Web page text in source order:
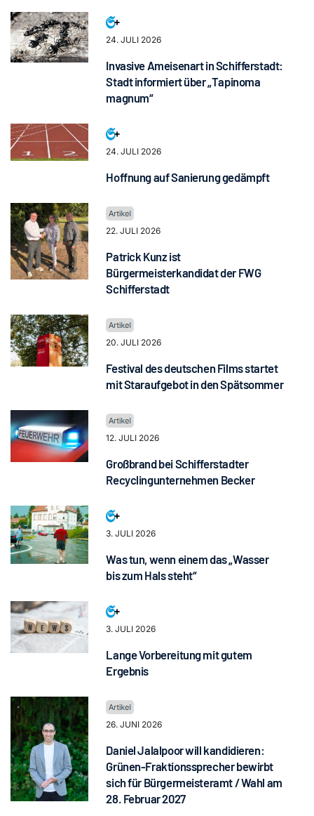
24. JULI 2026
Invasive Ameisenart in Schifferstadt:
Stadt informiert über „Tapinoma
magnum“
24. JULI 2026
Hoffnung auf Sanierung gedämpft
22. JULI 2026
Patrick Kunz ist
Bürgermeisterkandidat der FWG
Schifferstadt
20. JULI 2026
Festival des deutschen Films startet
mit Staraufgebot in den Spätsommer
12. JULI 2026
Großbrand bei Schifferstadter
Recyclingunternehmen Becker
3. JULI 2026
Was tun, wenn einem das „Wasser
bis zum Hals steht“
3. JULI 2026
Lange Vorbereitung mit gutem
Ergebnis
26. JUNI 2026
Daniel Jalalpoor will kandidieren:
Grünen-Fraktionssprecher bewirbt
sich für Bürgermeisteramt / Wahl am
28. Februar 2027